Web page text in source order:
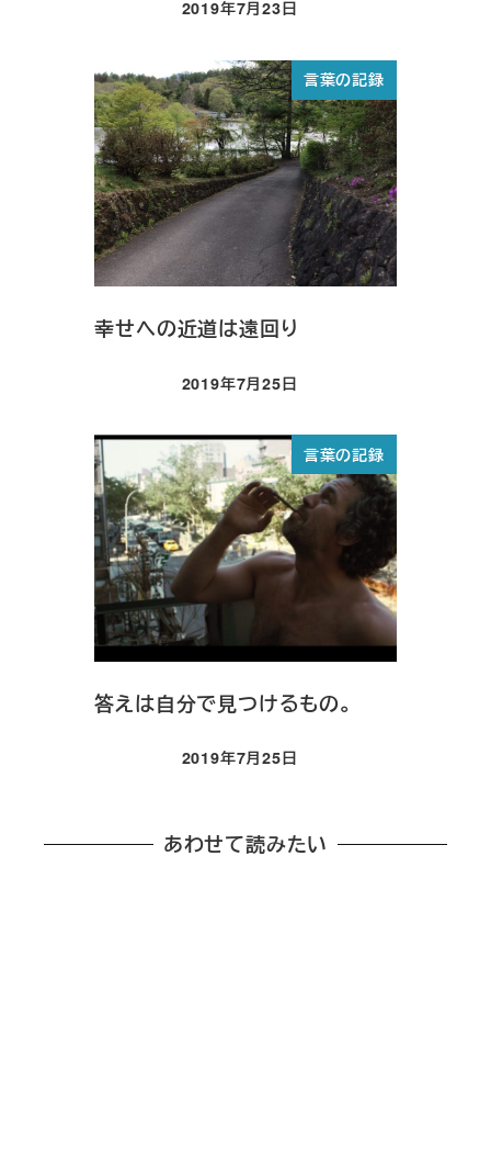
投稿日
2019年7月23日
言葉の記録
幸せへの近道は遠回り
投稿日
2019年7月25日
言葉の記録
答えは自分で見つけるもの。
投稿日
2019年7月25日
あわせて読みたい